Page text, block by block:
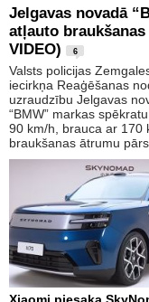
Jelgavas novadā
atļauto
VIDEO)
6
Valsts policijas
iecirkņa Reaģēšanas
uzraudzību Jelgavas
“BMW” markas
90 km/h, brauca ar 170
braukšanas ātrumu
Xiaomi piesaka